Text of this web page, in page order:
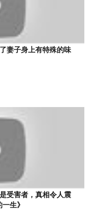
妻子身上有特殊的味
受害者，真相令人震
生》